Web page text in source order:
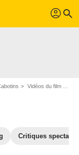
profil search
Vidéos du film Cabotins
Critiques